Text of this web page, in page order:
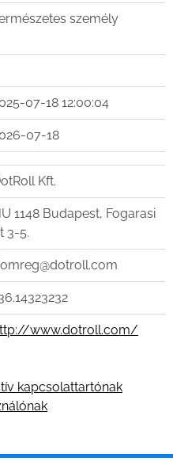
személy
07-18 12:00:04
07-18
Kft.
1148 Budapest, Fogarasi
3-5.
www.dotroll.com/
kapcsolattartónak